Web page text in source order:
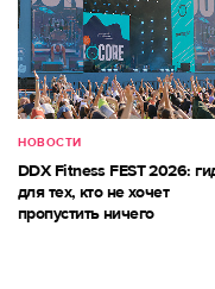
НОВОСТИ
DDX Fitness FEST 2026:
для тех, кто не хочет
пропустить ничего